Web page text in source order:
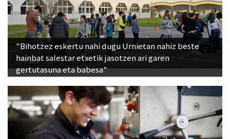
"Bihotzez eskertu nahi dugu Urnietan nahiz beste
hainbat salestar etxetik jasotzen ari garen
gertutasuna eta babesa"